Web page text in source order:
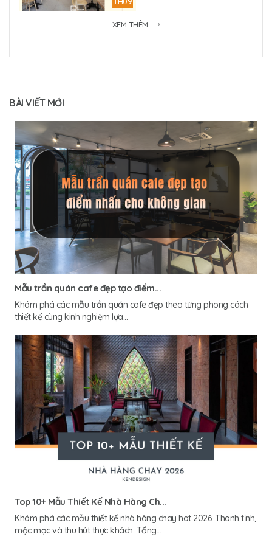
XEM THÊM
BÀI VIẾT MỚI
Mẫu trần quán cafe đẹp tạo điểm...
Khám phá các mẫu trần quán cafe đẹp theo từng phong cách
thiết kế cùng kinh nghiệm lựa...
Top 10+ Mẫu Thiết Kế Nhà Hàng Ch...
Khám phá các mẫu thiết kế nhà hàng chay hot 2026: Thanh tịnh,
mộc mạc và thu hút thực khách. Tổng...